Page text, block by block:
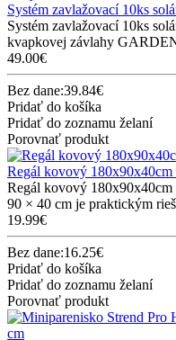
Systém zavlažovací 10ks
Systém zavlažovací 10ks
kvapkovej závlahy
49.00€
Bez dane:39.84€
Pridať do košíka
Pridať do zoznamu želaní
Porovnať produkt
Regál kovový 180x90x40cm
Regál kovový
90 × 40 cm je praktickým
19.99€
Bez dane:16.25€
Pridať do košíka
Pridať do zoznamu želaní
Porovnať produkt